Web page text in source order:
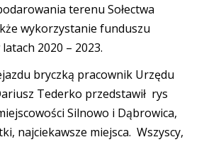
terenu Sołectwa
wykorzystanie funduszu
2020 – 2023.
bryczką pracownik Urzędu
Tederko przedstawił rys
Silnowo i Dąbrowica,
najciekawsze miejsca. Wszyscy,